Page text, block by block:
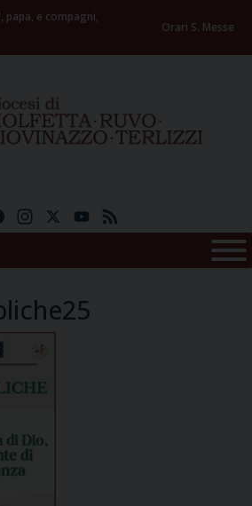
papa, e compagni,
Orari S. Messe
FacebookInstagramYouTube